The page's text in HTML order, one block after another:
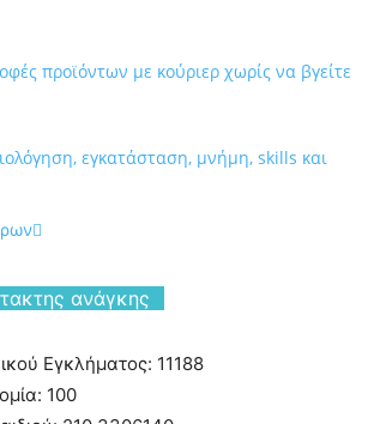
προϊόντων με κούριερ χωρίς να βγείτε
εγκατάσταση, μνήμη, skills και
ανάγκης
Εγκλήματος: 11188
100